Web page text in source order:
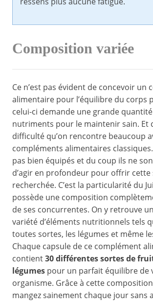
Composition variée
Ce n’est pas évident de concevoir un
alimentaire pour l’équilibre du corps
celui-ci demande une grande
nutriments pour le maintenir sain. Et
difficulté qu’on rencontre beaucoup
compléments alimentaires
pas bien équipés et du coup ils ne
d’agir en profondeur pour offrir
recherchée. C’est la particularité du
possède une composition
de ses concurrentes. On y retrouve
variété d’éléments nutritionnels tels
toutes sortes, les légumes et même
Chaque capsule de ce complément
contient30 différentes sortes de
légumes pour un parfait équilibre de
organisme. Grâce à cette
mangez sainement chaque jour sans